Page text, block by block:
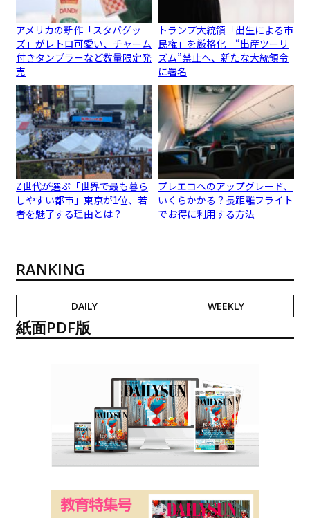
アメリカの新作「スタバグッ
ズ」がレトロ可愛い、チャーム
付きタンブラーなど数量限定発
売
トランプ大統領「出生による市
民権」を厳格化 “出産ツーリ
ズム”禁止へ、新たな大統領令
に署名
Z世代が選ぶ「世界で最も暮ら
しやすい都市」東京が1位、若
者を魅了する理由とは？
プレエコへのアップグレード、
いくらかかる？長距離フライト
でお得に利用する方法
RANKING
DAILY WEEKLY
紙面PDF版